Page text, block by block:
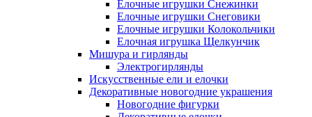
Елочные игрушки Снежинки
Елочные игрушки Снеговики
Елочные игрушки Колокольчики
Елочная игрушка Щелкунчик
Мишура и гирлянды
Электрогирлянды
Искусственные ели и елочки
Декоративные новогодние украшения
Новогодние фигурки